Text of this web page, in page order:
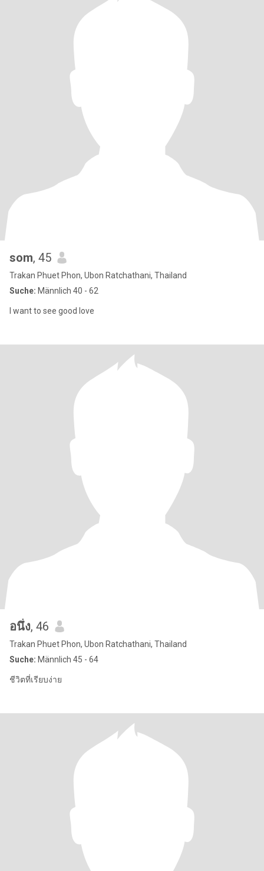
som, 45
Trakan Phuet Phon, Ubon Ratchathani, Thailand
Suche: Männlich 40 - 62
I want to see good love
อนึ่ง, 46
Trakan Phuet Phon, Ubon Ratchathani, Thailand
Suche: Männlich 45 - 64
ชีวิตที่เรียบง่าย